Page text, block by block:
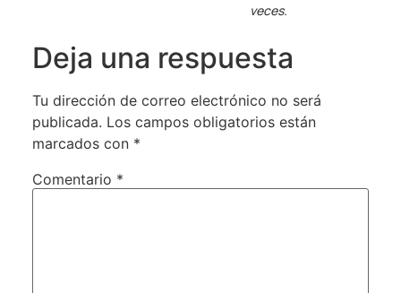
veces.
Deja una respuesta
Tu dirección de correo electrónico no será
publicada. Los campos obligatorios están
marcados con *
Comentario *